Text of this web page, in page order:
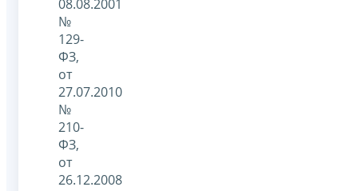
08.08.2001
№
129-
ФЗ,
от
27.07.2010
№
210-
ФЗ,
от
26.12.2008